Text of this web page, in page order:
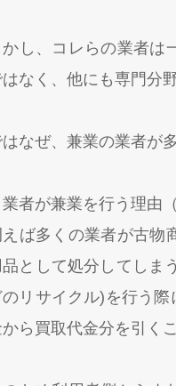
かし、コレらの業者は
はなく、他にも専門分
はなぜ、兼業の業者が
業者が兼業を行う理由
ば多くの業者が古物
品として処分してしま
のリサイクル)を行う
ら買取代金分を引く